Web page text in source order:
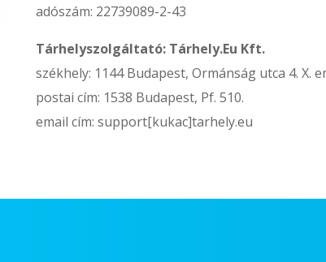
adószám: 22739089-2-43
Tárhelyszolgáltató: Tárhely.Eu Kft.
székhely: 1144 Budapest, Ormánság utca 4. X.
postai cím: 1538 Budapest, Pf. 510.
email cím: support[kukac]tarhely.eu